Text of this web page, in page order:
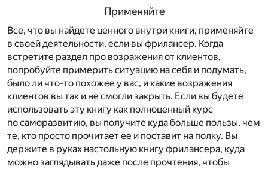
Применяйте
Все, что вы найдете ценного внутри книги, применяйте
в своей деятельности, если вы фрилансер. Когда
встретите раздел про возражения от клиентов,
попробуйте примерить ситуацию на себя и подумать,
было ли что-то похожее у вас, и какие возражения
клиентов вы так и не смогли закрыть. Если вы будете
использовать эту книгу как полноценный курс
по саморазвитию, вы получите куда больше пользы, чем
те, кто просто прочитает ее и поставит на полку. Вы
держите в руках настольную книгу фрилансера, куда
можно заглядывать даже после прочтения, чтобы